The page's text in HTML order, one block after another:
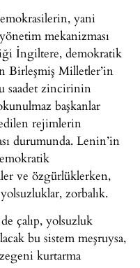
yani
mekanizması
İngiltere, demokratik
Birleşmiş Milletler’in
saadet zincirinin
başkanlar
rejimlerin
durumunda. Lenin’in
ve özgürlüklerken,
zorbalık.
çalıp, yolsuzluk
bu sistem meşruysa,
kurtarma